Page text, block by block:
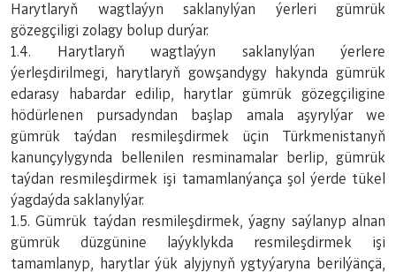
Harytlaryň wagtlaýyn saklanylýan ýerleri gümrük
gözegçiligi zolagy bolup durýar.
1.4. Harytlaryň wagtlaýyn saklanylýan ýerlere
ýerleşdirilmegi, harytlaryň gowşandygy hakynda gümrük
edarasy habardar edilip, harytlar gümrük gözegçiligine
hödürlenen pursadyndan başlap amala aşyrylýar we
gümrük taýdan resmileşdirmek üçin Türkmenistanyň
kanunçylygynda bellenilen resminamalar berlip, gümrük
taýdan resmileşdirmek işi tamamlanýança şol ýerde tükel
ýagdaýda saklanylýar.
1.5. Gümrük taýdan resmileşdirmek, ýagny saýlanyp alnan
gümrük düzgünine laýyklykda resmileşdirmek işi
tamamlanyp, harytlar ýük alyjynyň ygtyýaryna berilýänçä,